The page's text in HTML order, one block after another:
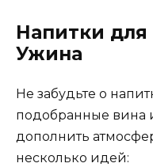
Напитки для
Ужина
Не забудьте о
подобранные вина
дополнить
несколько идей: